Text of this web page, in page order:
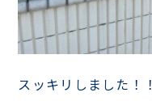
スッキリしました！！